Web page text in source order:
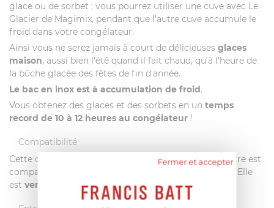
glace ou de sorbet : vous pourrez utiliser une cuve avec Le
Glacier de Magimix, pendant que l'autre cuve accumule le
froid dans votre congélateur.
Ainsi vous ne serez jamais à court de délicieuses glaces
maison, aussi bien l'été quand il fait chaud, qu'à l'heure de
la bûche glacée des fêtes de fin d'année.
Le bac en inox est à accumulation de froid .
Vous obtenez des glaces et des sorbets en un temps
record de 10 à 12 heures au congélateur !
Compatibilité
Cette cuve de remplacement coloris chromé de 1,5 litre est
compatible avec la sorbetière Le Glacier de Magimix. Elle
est vendue seule.
Fermer et accepter